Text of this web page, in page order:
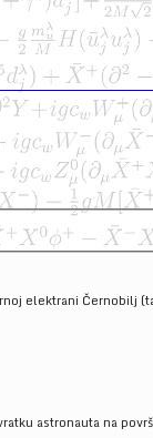
elektrani Černobilj
astronauta na